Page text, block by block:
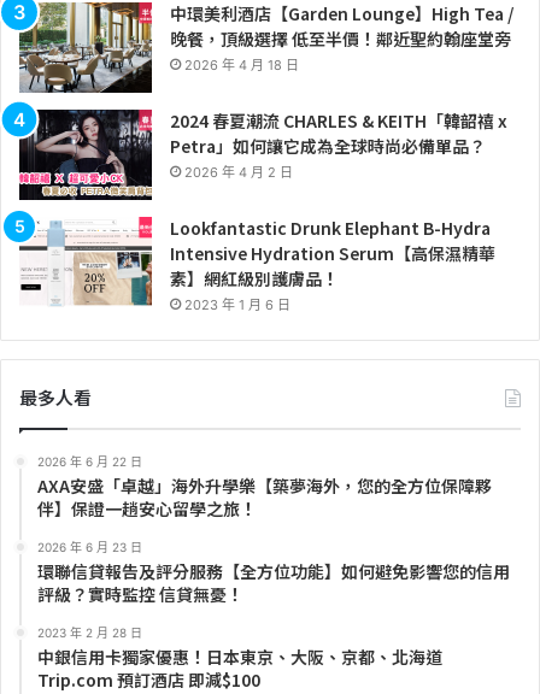
中環美利酒店【Garden Lounge】High Tea /
晚餐，頂級選擇 低至半價！鄰近聖約翰座堂旁
2026 年 4 月 18 日
2024 春夏潮流 CHARLES & KEITH「韓韶禧 x
Petra」如何讓它成為全球時尚必備單品？
2026 年 4 月 2 日
Lookfantastic Drunk Elephant B-Hydra
Intensive Hydration Serum【高保濕精華
素】網紅級別護膚品！
2023 年 1 月 6 日
最多人看
2026 年 6 月 22 日
AXA安盛「卓越」海外升學樂【築夢海外，您的全方位保障夥
伴】保證一趟安心留學之旅！
2026 年 6 月 23 日
環聯信貸報告及評分服務【全方位功能】如何避免影響您的信用
評級？實時監控 信貸無憂！
2023 年 2 月 28 日
中銀信用卡獨家優惠！日本東京、大阪、京都、北海道
Trip.com 預訂酒店 即減$100